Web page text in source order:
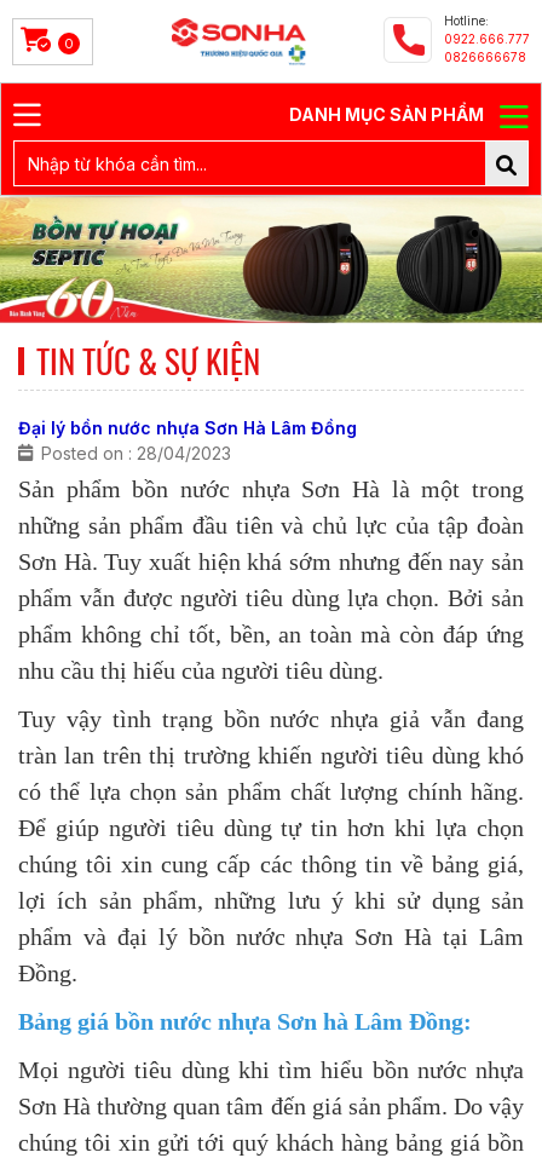
0
Hotline:
0922.666.777
0826666678
DANH MỤC SẢN PHẨM
TIN TỨC & SỰ KIỆN
Đại lý bồn nước nhựa Sơn Hà Lâm Đồng
Posted on : 28/04/2023
Sản phẩm bồn nước nhựa Sơn Hà là một trong
những sản phẩm đầu tiên và chủ lực của tập đoàn
Sơn Hà. Tuy xuất hiện khá sớm nhưng đến nay sản
phẩm vẫn được người tiêu dùng lựa chọn. Bởi sản
phẩm không chỉ tốt, bền, an toàn mà còn đáp ứng
nhu cầu thị hiếu của người tiêu dùng.
Tuy vậy tình trạng bồn nước nhựa giả vẫn đang
tràn lan trên thị trường khiến người tiêu dùng khó
có thể lựa chọn sản phẩm chất lượng chính hãng.
Để giúp người tiêu dùng tự tin hơn khi lựa chọn
chúng tôi xin cung cấp các thông tin về bảng giá,
lợi ích sản phẩm, những lưu ý khi sử dụng sản
phẩm và đại lý bồn nước nhựa Sơn Hà tại Lâm
Đồng.
Bảng giá bồn nước nhựa Sơn hà Lâm Đồng:
Mọi người tiêu dùng khi tìm hiểu bồn nước nhựa
Sơn Hà thường quan tâm đến giá sản phẩm. Do vậy
chúng tôi xin gửi tới quý khách hàng bảng giá bồn